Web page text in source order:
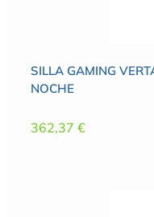
SILLA GAMING
NOCHE
362,37 €